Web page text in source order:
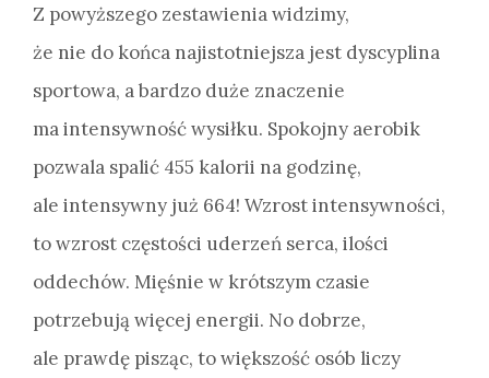
Z powyższego zestawienia widzimy,
że nie do końca najistotniejsza jest dyscyplina
sportowa, a bardzo duże znaczenie
ma intensywność wysiłku. Spokojny aerobik
pozwala spalić 455 kalorii na godzinę,
ale intensywny już 664! Wzrost intensywności,
to wzrost częstości uderzeń serca, ilości
oddechów. Mięśnie w krótszym czasie
potrzebują więcej energii. No dobrze,
ale prawdę pisząc, to większość osób liczy